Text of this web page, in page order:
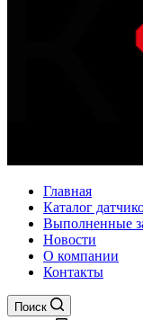
Главная
Каталог
Выполненные
Новости
О компании
Контакты
Поиск